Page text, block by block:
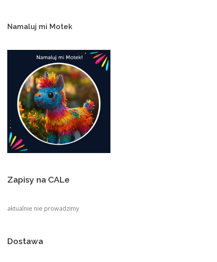
Namaluj mi Motek
Zapisy na CALe
aktualnie nie prowadzimy
Dostawa